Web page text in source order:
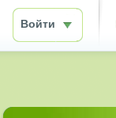
Войти